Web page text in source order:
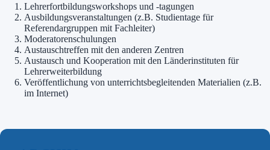
Lehrerfortbildungsworkshops und -tagungen
Ausbildungsveranstaltungen (z.B. Studientage für
Referendargruppen mit Fachleiter)
Moderatorenschulungen
Austauschtreffen mit den anderen Zentren
Austausch und Kooperation mit den Länderinstituten für
Lehrerweiterbildung
Veröffentlichung von unterrichtsbegleitenden Materialien (z.B.
im Internet)